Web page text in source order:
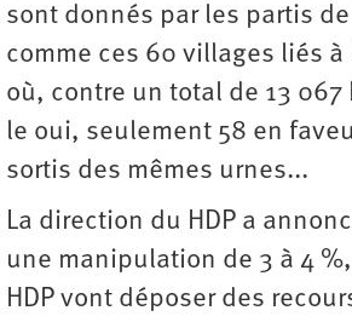
sont donnés par les partis
comme ces 60 villages liés à
où, contre un total de 13
le oui, seulement 58 en
sortis des mêmes urnes...
La direction du HDP a
une manipulation de 3 à 4
HDP vont déposer des